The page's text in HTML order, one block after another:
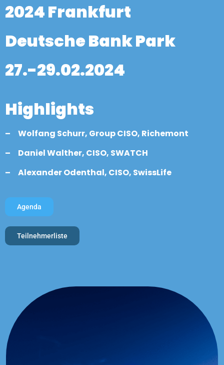
2024 Frankfurt
Deutsche Bank Park
27.-29.02.2024
Highlights
– Wolfang Schurr, Group CISO, Richemont
– Daniel Walther, CISO, SWATCH
– Alexander Odenthal, CISO, SwissLife
Agenda
Teilnehmerliste